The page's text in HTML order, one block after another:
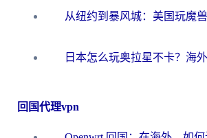
回国代理vpn